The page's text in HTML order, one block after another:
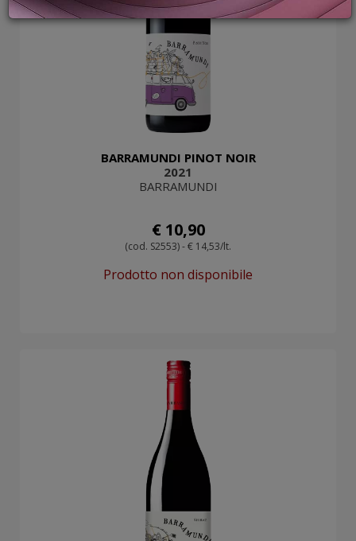
GIFT
BARRAMUNDI PINOT NOIR
2021
BARRAMUNDI
€ 10,90
(cod. S2553) - € 14,53/lt.
Prodotto non disponibile